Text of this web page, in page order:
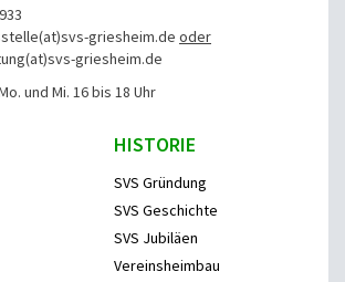
griesheim.de oder
(at)svs-griesheim.de
und Mi. 16 bis 18 Uhr
HISTORIE
SVS Gründung
SVS Geschichte
SVS Jubiläen
Vereinsheimbau